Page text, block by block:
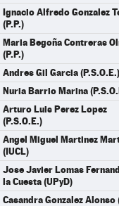
Ignacio Alfredo Gonzalez
(P.P.)
Maria Begoña Contreras
(P.P.)
Andres Gil Garcia (P.S.O.E.)
Nuria Barrio Marina
Arturo Luis Perez Lopez
(P.S.O.E.)
Angel Miguel Martinez
(IUCL)
Jose Javier Lomas
la Cuesta (UPyD)
Casandra Gonzalez Alonso